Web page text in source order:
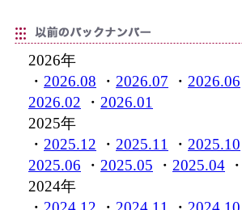
2026年
・ 2026.08 ・ 2026.07 ・ 2026.06
2026.02 ・ 2026.01
2025年
・ 2025.12 ・ 2025.11 ・ 2025.10
2025.06 ・ 2025.05 ・ 2025.04
2024年